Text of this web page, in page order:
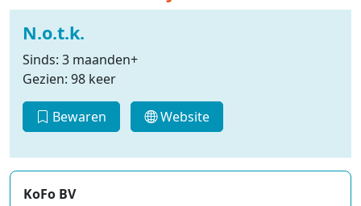
N.o.t.k.
Sinds: 3 maanden+
Gezien: 98 keer
Bewaren Website
KoFo BV